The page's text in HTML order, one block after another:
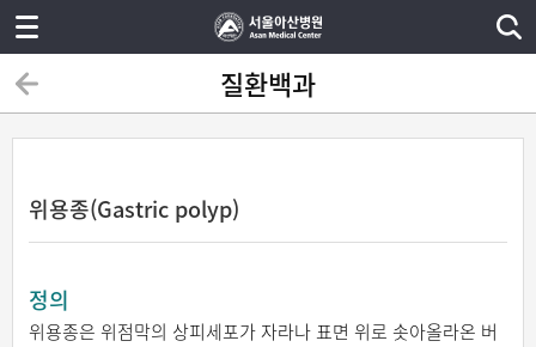
질환백과
위용종(Gastric polyp)
정의
위용종은 위점막의 상피세포가 자라나 표면 위로 솟아올라온 버